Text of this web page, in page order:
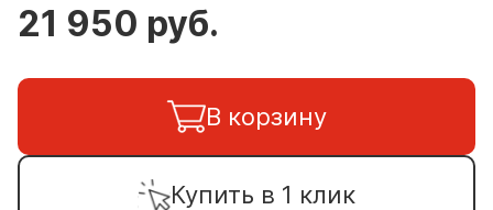
21 950 руб.
В корзину
Купить в 1 клик